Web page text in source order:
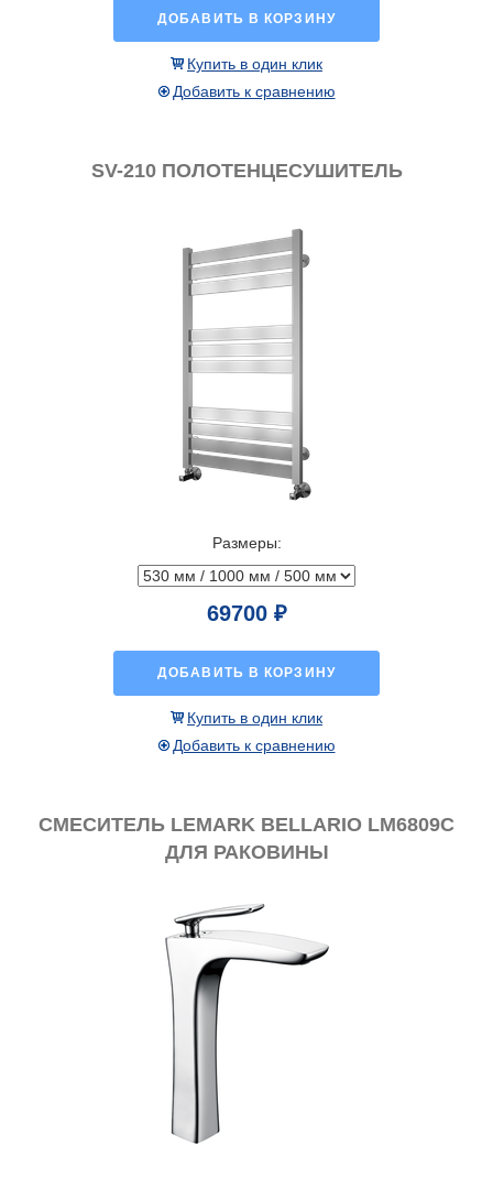
ДОБАВИТЬ В КОРЗИНУ
Купить в один клик
Добавить к сравнению
SV-210 ПОЛОТЕНЦЕСУШИТЕЛЬ
Размеры:
69700 ₽
ДОБАВИТЬ В КОРЗИНУ
Купить в один клик
Добавить к сравнению
СМЕСИТЕЛЬ LEMARK BELLARIO LM6809C
ДЛЯ РАКОВИНЫ